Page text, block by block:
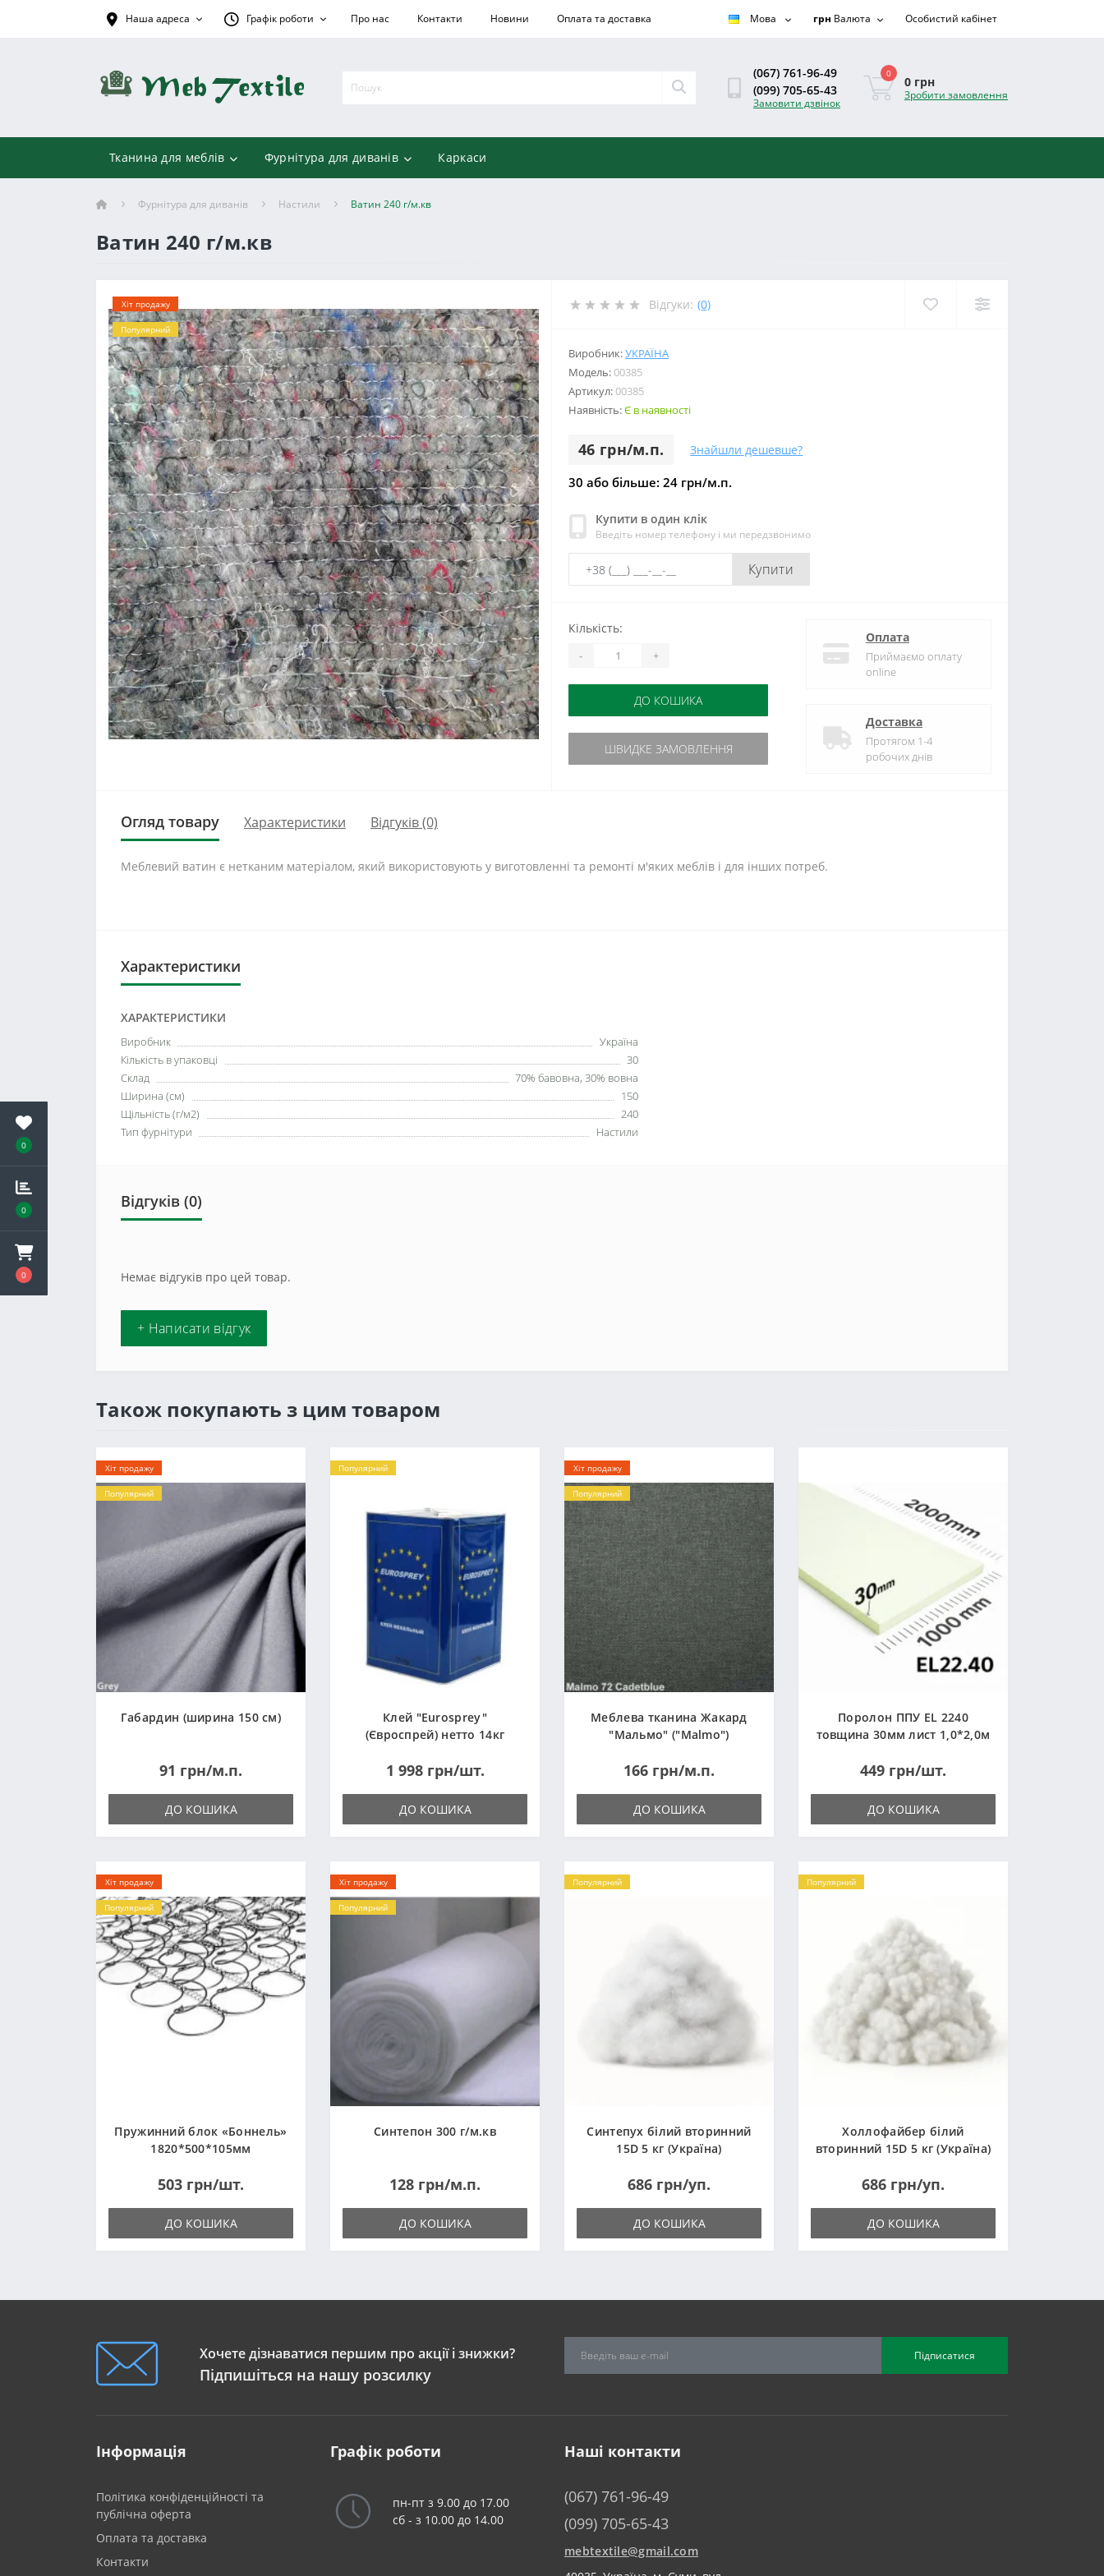
0
0
0
Наша адреса Графік роботи Про нас Контакти Новини Оплата та доставка Мова грн Валюта Особистий кабінет
(067) 761-96-49
(099) 705-65-43
Замовити дзвінок
0
0 грн
Зробити замовлення
Тканина для меблів Фурнітура для диванів Каркаси
Фурнітура для диванів Настили Ватин 240 г/м.кв
Ватин 240 г/м.кв
Хіт продажу
Популярний
Відгуки: (0)
Виробник:УКРАЇНА
Модель:00385
Артикул:00385
Наявність:Є в наявності
46 грн/м.п. Знайшли дешевше?
30 або більше: 24 грн/м.п.
Купити в один клік
Введіть номер телефону і ми передзвонимо
Купити
Кількість:
- +
ДО КОШИКА
ШВИДКЕ ЗАМОВЛЕННЯ
Оплата
Приймаємо оплату
online
Доставка
Протягом 1-4
робочих днів
Огляд товару Характеристики Відгуків (0)
Меблевий ватин є нетканим матеріалом, який використовують у виготовленні та ремонті м'яких меблів і для інших потреб.
Характеристики
ХАРАКТЕРИСТИКИ
Виробник
Україна
Кількість в упаковці
30
Склад
70% бавовна, 30% вовна
Ширина (см)
150
Щільність (г/м2)
240
Тип фурнітури
Настили
Відгуків (0)
Немає відгуків про цей товар.
+ Написати відгук
Також покупають з цим товаром
Хіт продажу
Популярний
Габардин (ширина 150 см)
91 грн/м.п.
ДО КОШИКА
Популярний
Клей "Eurosprey"
(Євроспрей) нетто 14кг
1 998 грн/шт.
ДО КОШИКА
Хіт продажу
Популярний
Меблева тканина Жакард
"Мальмо" ("Malmo")
166 грн/м.п.
ДО КОШИКА
Поролон ППУ EL 2240
товщина 30мм лист 1,0*2,0м
449 грн/шт.
ДО КОШИКА
Хіт продажу
Популярний
Пружинний блок «Боннель»
1820*500*105мм
503 грн/шт.
ДО КОШИКА
Хіт продажу
Популярний
Синтепон 300 г/м.кв
128 грн/м.п.
ДО КОШИКА
Популярний
Синтепух білий вторинний
15D 5 кг (Україна)
686 грн/уп.
ДО КОШИКА
Популярний
Холлофайбер білий
вторинний 15D 5 кг (Україна)
686 грн/уп.
ДО КОШИКА
Хочете дізнаватися першим про акції і знижки?
Підпишіться на нашу розсилку
Підписатися
Інформація
Політика конфіденційності та
публічна оферта
Оплата та доставка
Контакти
Графік роботи
пн-пт з 9.00 до 17.00
сб - з 10.00 до 14.00
Наші контакти
(067) 761-96-49
(099) 705-65-43
mebtextile@gmail.com